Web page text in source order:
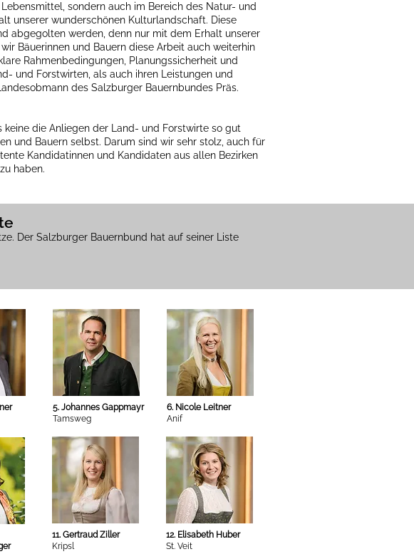
sondern auch im Bereich des Natur- und
unserer wunderschönen Kulturlandschaft. Diese
abgegolten werden, denn nur mit dem Erhalt unserer
Bäuerinnen und Bauern diese Arbeit auch weiterhin
Rahmenbedingungen, Planungssicherheit und
und Forstwirten, als auch ihren Leistungen und
des Salzburger Bauernbundes Präs.
die Anliegen der Land- und Forstwirte so gut
und Bauern selbst. Darum sind wir sehr stolz, auch für
Kandidatinnen und Kandidaten aus allen Bezirken
haben.
Der Salzburger Bauernbund hat auf seiner Liste
5. Johannes Gappmayr
Tamsweg
6. Nicole Leitner
Anif
11. Gertraud Ziller
Kripsl
12. Elisabeth Huber
St. Veit